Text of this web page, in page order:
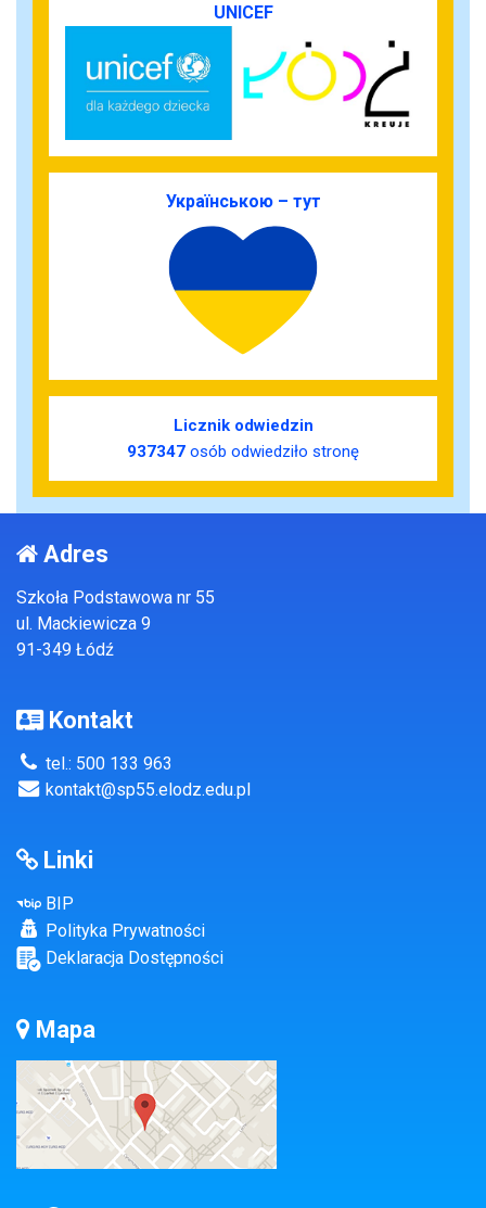
UNICEF
Українською – тут
Licznik odwiedzin
937347 osób odwiedziło stronę
Adres
Szkoła Podstawowa nr 55
ul. Mackiewicza 9
91-349 Łódź
Kontakt
tel.: 500 133 963
kontakt@sp55.elodz.edu.pl
Linki
BIP
Polityka Prywatności
Deklaracja Dostępności
Mapa